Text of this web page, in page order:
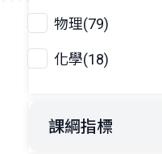
物理(79)
化學(18)
課綱指標